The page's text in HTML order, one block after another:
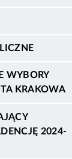
WYBORY
KRAKOWA
2024-